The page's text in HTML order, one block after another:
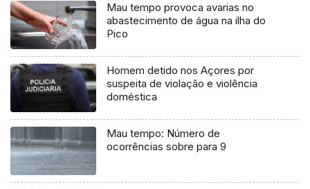
Mau tempo provoca avarias no
abastecimento de água na ilha do
Pico
Homem detido nos Açores por
suspeita de violação e violência
doméstica
Mau tempo: Número de
ocorrências sobre para 9